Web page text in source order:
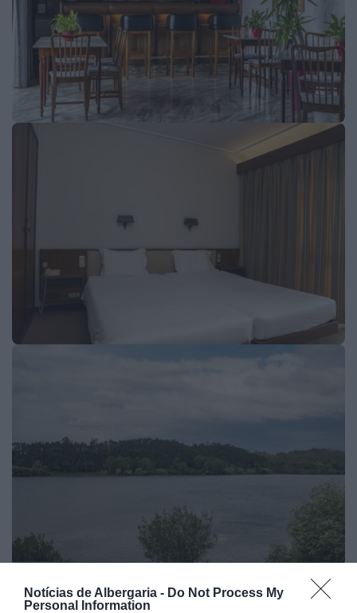
Notícias de Albergaria - Do Not Process My
Personal Information